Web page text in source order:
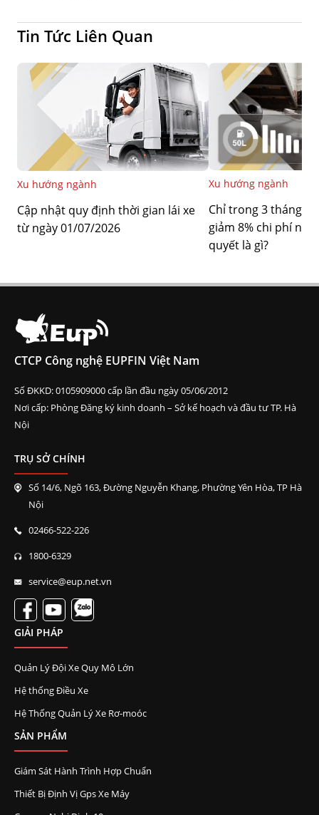
Tin Tức Liên Quan
Xu hướng ngành
Cập nhật quy định thời gian lái xe
từ ngày 01/07/2026
Xu hướng ngành
Chỉ trong 3 tháng,
giảm 8% chi phí
quyết là gì?
CTCP Công nghệ EUPFIN Việt Nam
Số ĐKKD: 0105909000 cấp lần đầu ngày 05/06/2012
Nơi cấp: Phòng Đăng ký kinh doanh – Sở kế hoạch và đầu tư TP. Hà
Nội
TRỤ SỞ CHÍNH
Số 14/6, Ngõ 163, Đường Nguyễn Khang, Phường Yên Hòa, TP Hà
Nội
02466-522-226
1800-6329
service@eup.net.vn
GIẢI PHÁP
Quản Lý Đội Xe Quy Mô Lớn
Hệ thống Điều Xe
Hệ Thống Quản Lý Xe Rơ-moóc
SẢN PHẨM
Giám Sát Hành Trình Hợp Chuẩn
Thiết Bị Định Vị Gps Xe Máy